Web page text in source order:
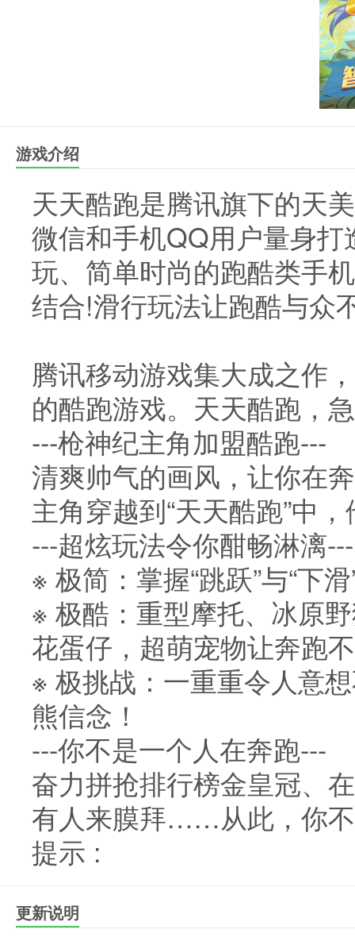
游戏介绍
天天酷跑是腾讯旗下的天
微信和手机QQ用户量身
玩、简单时尚的跑酷类手
结合!滑行玩法让跑酷与众
腾讯移动游戏集大成之作
的酷跑游戏。天天酷跑，
---枪神纪主角加盟酷跑---
清爽帅气的画风，让你在
主角穿越到“天天酷跑”中
---超炫玩法令你酣畅淋漓---
※ 极简：掌握“跳跃”与“下
※ 极酷：重型摩托、冰原
花蛋仔，超萌宠物让奔跑
※ 极挑战：一重重令人意
熊信念！
---你不是一个人在奔跑---
奋力拼抢排行榜金皇冠、
有人来膜拜……从此，你
提示 :
更新说明